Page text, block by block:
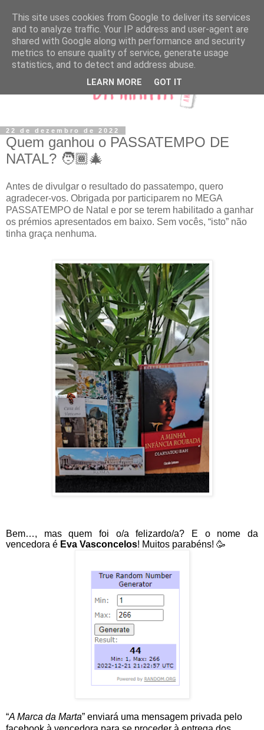
22 de dezembro de 2022
Quem ganhou o PASSATEMPO DE
NATAL? 🧑🏾‍🎄
Antes de divulgar o resultado do passatempo, quero
agradecer-vos. Obrigada por participarem no MEGA
PASSATEMPO de Natal e por se terem habilitado a ganhar
os prémios apresentados em baixo. Sem vocês, “isto” não
tinha graça nenhuma.
Bem…, mas quem foi o/a felizardo/a? E o nome da
vencedora é Eva Vasconcelos! Muitos parabéns! 🥳
“A Marca da Marta” enviará uma mensagem privada pelo
This site uses cookies from Google to deliver its services
and to analyze traffic. Your IP address and user-agent are
shared with Google along with performance and security
metrics to ensure quality of service, generate usage
statistics, and to detect and address abuse.
LEARN MORE GOT IT